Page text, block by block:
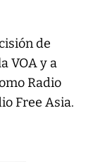
de
VOA y a
Radio
Free Asia.